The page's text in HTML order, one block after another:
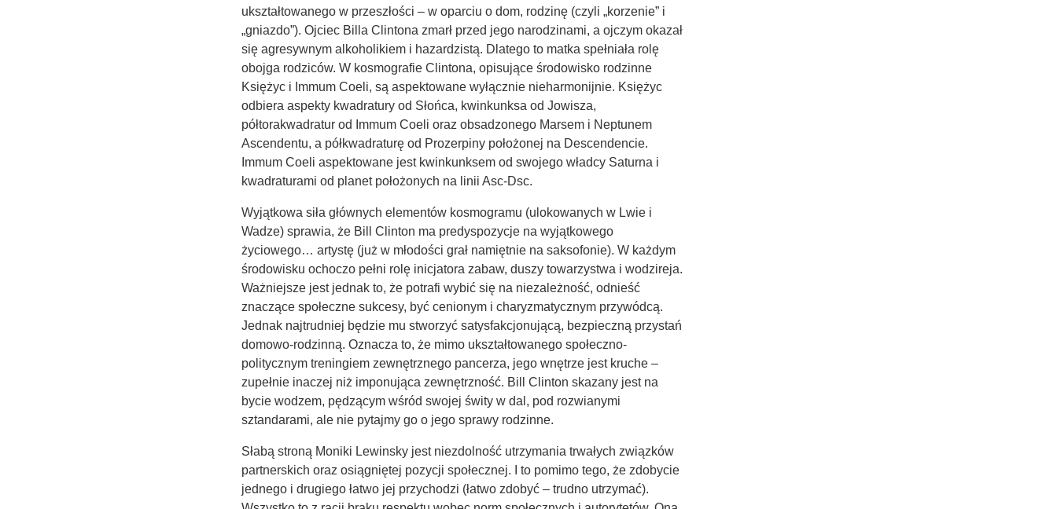
ukształtowanego w przeszłości – w oparciu o dom, rodzinę (czyli „korzenie” i
„gniazdo”). Ojciec Billa Clintona zmarł przed jego narodzinami, a ojczym okazał
się agresywnym alkoholikiem i hazardzistą. Dlatego to matka spełniała rolę
obojga rodziców. W kosmografie Clintona, opisujące środowisko rodzinne
Księżyc i Immum Coeli, są aspektowane wyłącznie nieharmonijnie. Księżyc
odbiera aspekty kwadratury od Słońca, kwinkunksa od Jowisza,
półtorakwadratur od Immum Coeli oraz obsadzonego Marsem i Neptunem
Ascendentu, a półkwadraturę od Prozerpiny położonej na Descendencie.
Immum Coeli aspektowane jest kwinkunksem od swojego władcy Saturna i
kwadraturami od planet położonych na linii Asc-Dsc.
Wyjątkowa siła głównych elementów kosmogramu (ulokowanych w Lwie i
Wadze) sprawia, że Bill Clinton ma predyspozycje na wyjątkowego
życiowego… artystę (już w młodości grał namiętnie na saksofonie). W każdym
środowisku ochoczo pełni rolę inicjatora zabaw, duszy towarzystwa i wodzireja.
Ważniejsze jest jednak to, że potrafi wybić się na niezależność, odnieść
znaczące społeczne sukcesy, być cenionym i charyzmatycznym przywódcą.
Jednak najtrudniej będzie mu stworzyć satysfakcjonującą, bezpieczną przystań
domowo-rodzinną. Oznacza to, że mimo ukształtowanego społeczno-
politycznym treningiem zewnętrznego pancerza, jego wnętrze jest kruche –
zupełnie inaczej niż imponująca zewnętrzność. Bill Clinton skazany jest na
bycie wodzem, pędzącym wśród swojej świty w dal, pod rozwianymi
sztandarami, ale nie pytajmy go o jego sprawy rodzinne.
Słabą stroną Moniki Lewinsky jest niezdolność utrzymania trwałych związków
partnerskich oraz osiągniętej pozycji społecznej. I to pomimo tego, że zdobycie
jednego i drugiego łatwo jej przychodzi (łatwo zdobyć – trudno utrzymać).